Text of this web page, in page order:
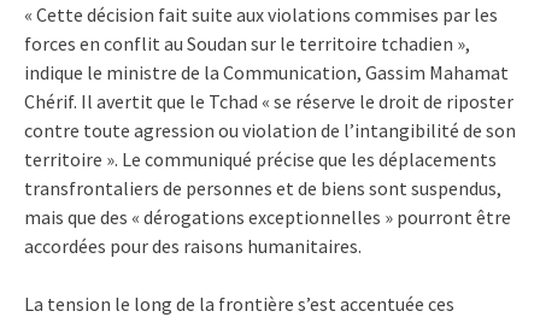
« Cette décision fait suite aux violations commises par les
forces en conflit au Soudan sur le territoire tchadien »,
indique le ministre de la Communication, Gassim Mahamat
Chérif. Il avertit que le Tchad « se réserve le droit de riposter
contre toute agression ou violation de l’intangibilité de son
territoire ». Le communiqué précise que les déplacements
transfrontaliers de personnes et de biens sont suspendus,
mais que des « dérogations exceptionnelles » pourront être
accordées pour des raisons humanitaires.
La tension le long de la frontière s’est accentuée ces